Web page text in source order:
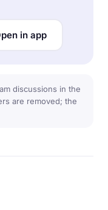
in app
discussions in the
are removed; the